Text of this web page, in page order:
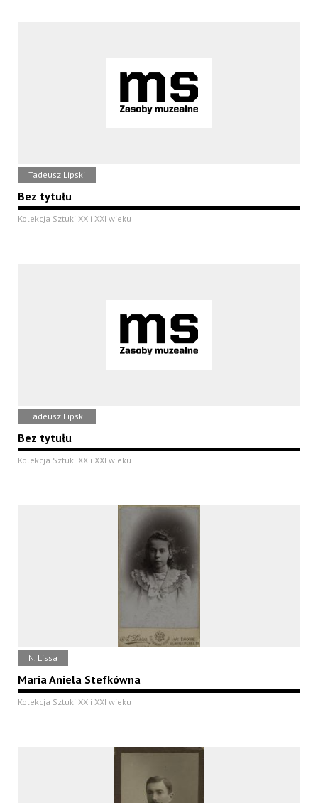
Tadeusz Lipski
Bez tytułu
Kolekcja Sztuki XX i XXI wieku
Tadeusz Lipski
Bez tytułu
Kolekcja Sztuki XX i XXI wieku
N. Lissa
Maria Aniela Stefkówna
Kolekcja Sztuki XX i XXI wieku